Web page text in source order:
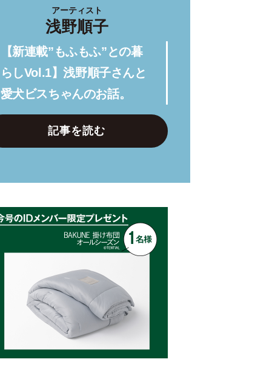
アーティスト
浅野順子
【新連載”もふもふ”との暮
らしVol.1】浅野順子さんと
愛犬ビスちゃんのお話。
記事を読む